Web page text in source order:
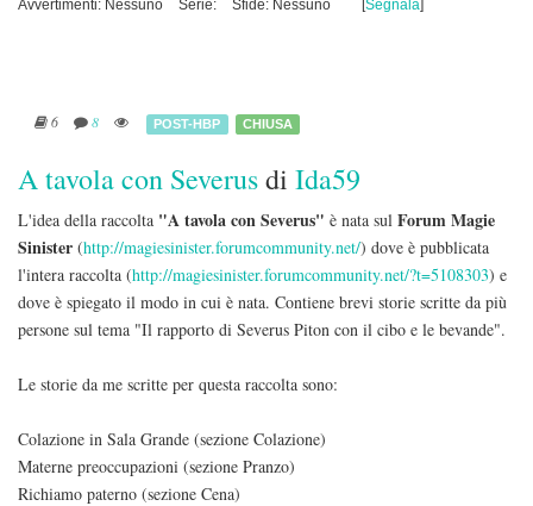
Avvertimenti: Nessuno Serie: Sfide: Nessuno Segnala
6 8 POST-HBP CHIUSA
A tavola con Severusdi Ida59
L'idea della raccolta "A tavola con Severus" è nata sul Forum Magie
Sinister (http://magiesinister.forumcommunity.net/) dove è pubblicata
l'intera raccolta (http://magiesinister.forumcommunity.net/?t=5108303) e
dove è spiegato il modo in cui è nata. Contiene brevi storie scritte da più
persone sul tema "Il rapporto di Severus Piton con il cibo e le bevande".
Le storie da me scritte per questa raccolta sono:
Colazione in Sala Grande (sezione Colazione)
Materne preoccupazioni (sezione Pranzo)
Richiamo paterno (sezione Cena)